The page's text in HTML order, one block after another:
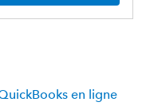
en ligne